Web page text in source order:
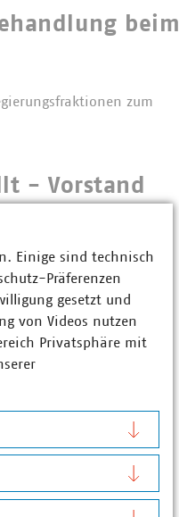
beim
zum
- Vorstand
und neuen
die dringenden
echter
die dringenden
Einige sind technisch
Präferenzen
gesetzt und
von Videos nutzen
Privatsphäre mit